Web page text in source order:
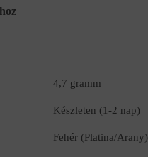
4,7 gramm
Készleten (1-2 nap)
Fehér (Platina/Arany)